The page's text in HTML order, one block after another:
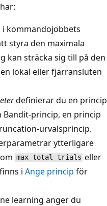
i kommandojobbets
styra den maximala
kan sträcka sig till på den
lokal eller fjärransluten
definierar du en princip
princip, en princip
urvalsprincip.
ytterligare
max_total_trials eller
iAnge princip för
learning anger du